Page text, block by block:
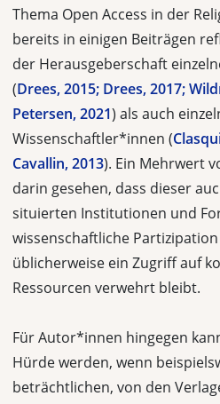
Thema Open Access in der
bereits in einigen Beiträgen
der Herausgeberschaft
(Drees, 2015; Drees, 2017;
Petersen, 2021) als auch
Wissenschaftler*innen (
Cavallin, 2013). Ein Mehrwert
darin gesehen, dass dieser
situierten Institutionen und
wissenschaftliche
üblicherweise ein Zugriff auf
Ressourcen verwehrt bleibt.
Für Autor*innen hingegen
Hürde werden, wenn
beträchtlichen, von den